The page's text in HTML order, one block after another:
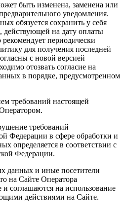
быть изменена, заменена или
уведомления.
обязуется сохранить у себя
действующей на дату оплаты
периодически
для получения последней
с новой версией
отозвать согласие на
в порядке, предусмотренном
требований настоящей
требований
Федерации в сфере обработки и
определяется в соответствии с
Федерации.
данных и иные посетители
на Сайте Оператора
соглашаются на использование
действиями на Сайте.